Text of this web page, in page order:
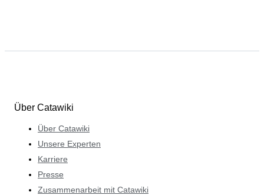
Über Catawiki
Über Catawiki
Unsere Experten
Karriere
Presse
Zusammenarbeit mit Catawiki